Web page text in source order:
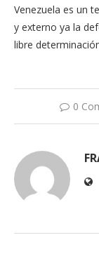
Venezuela es un
y externo ya la
libre
0